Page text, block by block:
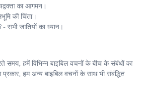
का आगमन।
की चिंता।
- सभी जातियों का ध्यान।
हमें विभिन्न बाइबिल वचनों के बीच के संबंधों का
हम अन्य बाइबिल वचनों के साथ भी संबंद्धित